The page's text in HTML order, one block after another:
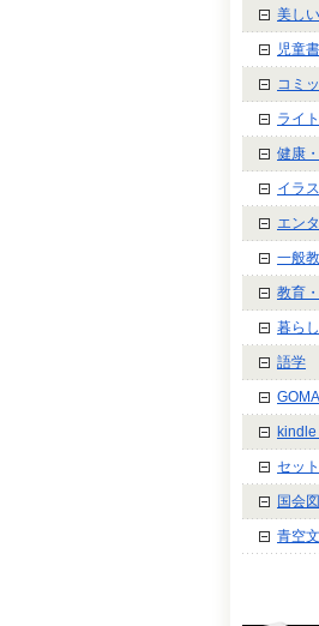
美し
児童書
コミ
ライ
健康
イラ
エン
一般
教育
暮ら
語学
kindle
セット
国会
青空